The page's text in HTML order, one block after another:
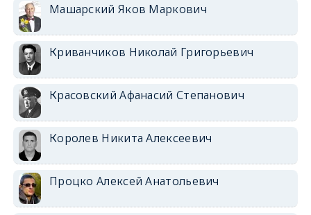
Машарский Яков Маркович
Криванчиков Николай Григорьевич
Красовский Афанасий Степанович
Королев Никита Алексеевич
Процко Алексей Анатольевич